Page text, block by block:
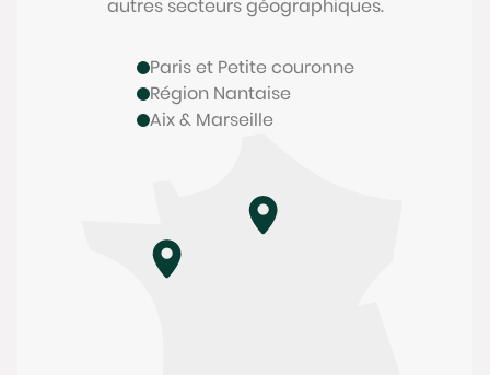
autres secteurs géographiques.
Paris et Petite couronne
Région Nantaise
Aix & Marseille